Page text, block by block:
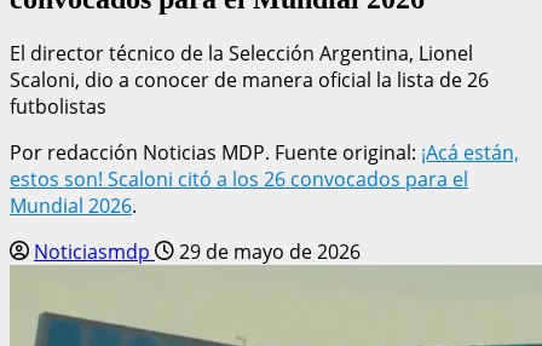
El director técnico de la Selección Argentina, Lionel
Scaloni, dio a conocer de manera oficial la lista de 26
futbolistas
Por redacción Noticias MDP. Fuente original: ¡Acá están,
estos son! Scaloni citó a los 26 convocados para el
Mundial 2026.
Noticiasmdp
29 de mayo de 2026